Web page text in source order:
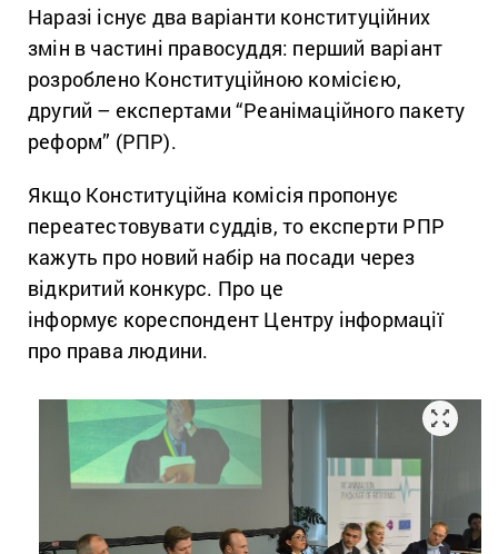
Наразі існує два варіанти конституційних
змін в частині правосуддя: перший варіант
розроблено Конституційною комісією,
другий – експертами “Реанімаційного пакету
реформ” (РПР).
Якщо Конституційна комісія пропонує
переатестовувати суддів, то експерти РПР
кажуть про новий набір на посади через
відкритий конкурс. Про це
інформує кореспондент Центру інформації
про права людини.